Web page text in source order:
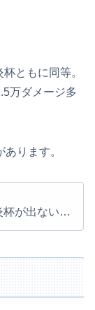
ともに同等。
万ダメージ多
ります。
杯が出ない…